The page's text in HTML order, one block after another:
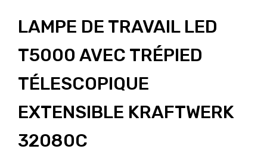
LAMPE DE TRAVAIL LED
T5000 AVEC TRÉPIED
TÉLESCOPIQUE
EXTENSIBLE KRAFTWERK
32080C